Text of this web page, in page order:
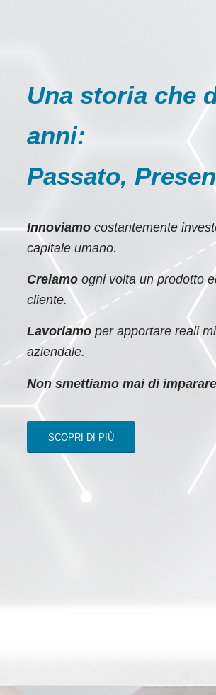
Una storia che
anni:
Passato,
Innoviamocostantemente
capitale umano.
Creiamoogni volta un prodotto
cliente.
Lavoriamo per apportare reali
aziendale.
Non smettiamo mai di
SCOPRI DI PIÙ